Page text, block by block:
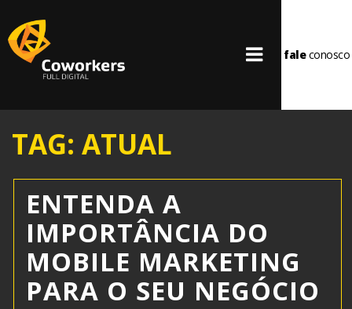
faleconosco
TAG: ATUAL
ENTENDA A
IMPORTÂNCIA DO
MOBILE MARKETING
PARA O SEU NEGÓCIO